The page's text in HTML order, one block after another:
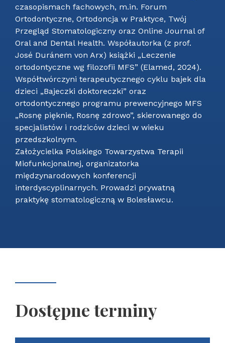
czasopismach fachowych, m.in. Forum
Ortodontyczne, Ortodoncja w Praktyce, Twój
Przegląd Stomatologiczny oraz Online Journal of
Oral and Dental Health. Współautorka (z prof.
José Duránem von Arx) książki „Leczenie
ortodontyczne wg filozofii MFS” (Elamed, 2024).
Współtwórczyni terapeutycznego cyklu bajek dla
dzieci „Bajeczki doktoreczki” oraz
ortodontycznego programu prewencyjnego MFS
„Rosnę pięknie, Rosnę zdrowo”, skierowanego do
specjalistów i rodziców dzieci w wieku
przedszkolnym.
Założycielka Polskiego Towarzystwa Terapii
Miofunkcjonalnej, organizatorka
międzynarodowych konferencji
interdyscyplinarnych. Prowadzi prywatną
praktykę stomatologiczną w Bolesławcu.
Dostępne terminy